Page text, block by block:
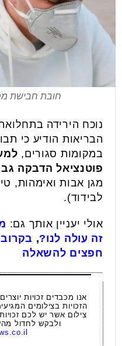
חובת חבישת
נוכח הירידה
הבריאות הודיע כי
במקומות סגורים,
פוטנציאל הדבקה
מגן אבות ואימהות,
לבידוד).
אולי יעניין אותך גם:
זה עולה לנו?,
חפצים להשאלה
אנו מכבדים זכויות
הזכויות בצילומים
צילום אשר יש לכם
ולבקש לחדול